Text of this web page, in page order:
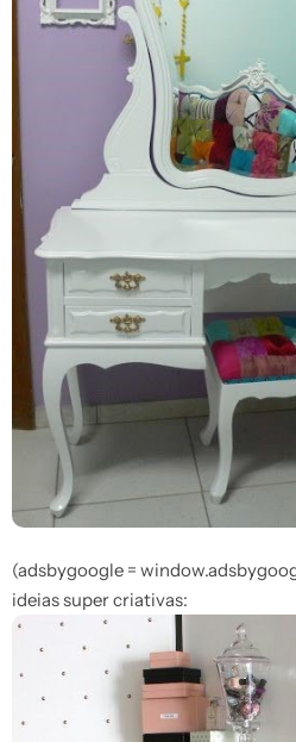
(adsbygoogle =
ideias super criativas: